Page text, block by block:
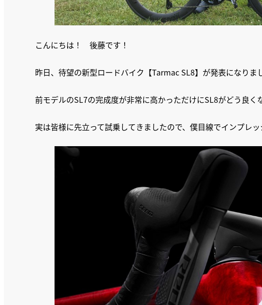
こんにちは！ 後藤です！
昨日、待望の新型ロードバイク【Tarmac SL8】が発表になりま
前モデルのSL7の完成度が非常に高かっただけにSL8がどう良く
実は皆様に先立って試乗してきましたので、僕目線でインプレ